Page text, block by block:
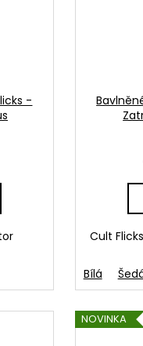
Modrá-Aqua
-
Cult
Bílá
NOVINKA